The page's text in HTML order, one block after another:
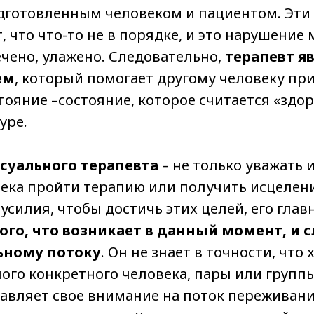
человеком и пациентом.
что что-то не в порядке, и это нарушение
улажено. Следовательно, терапевт
, который помогает другому человеку
–состояние, которое считается
терапевта – не только уважать
пройти терапию или получить
чтобы достичь этих целей, его
что возникает в данный момент, и
потоку. Он не знает в точности,
конкретного человека, пары или
свое внимание на поток